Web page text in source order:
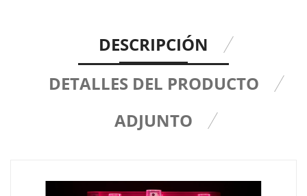
DESCRIPCIÓN
DETALLES DEL PRODUCTO
ADJUNTO